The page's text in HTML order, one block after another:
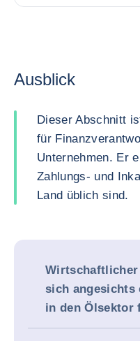
Ausblick
Dieser Abschnitt
für
Unternehmen. Er
Zahlungs- und
Land üblich sind.
sich angesichts
in den Ölsektor